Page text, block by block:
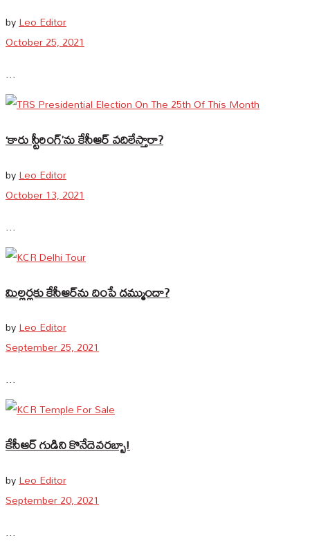
byLeo Editor
October 25, 2021
...
‘కారు స్టీరింగ్’ను కేసీఆర్ వ‌దిలేస్తారా?
byLeo Editor
October 13, 2021
...
మిల్ల‌ర్ల‌కు కేసీఆర్‌ను దింపే ద‌మ్ముందా?
byLeo Editor
September 25, 2021
...
కేసీఆర్ గుడిని కొనేదెవ‌ర‌బ్బా!
byLeo Editor
September 20, 2021
...